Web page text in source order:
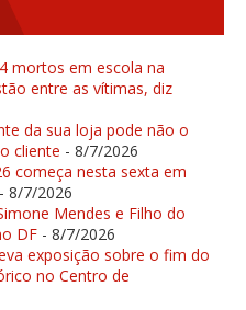
mortos em escola na
entre as vítimas, diz
da sua loja pode não o
cliente - 8/7/2026
começa nesta sexta em
- 8/7/2026
Mendes e Filho do
DF - 8/7/2026
exposição sobre o fim do
no Centro de